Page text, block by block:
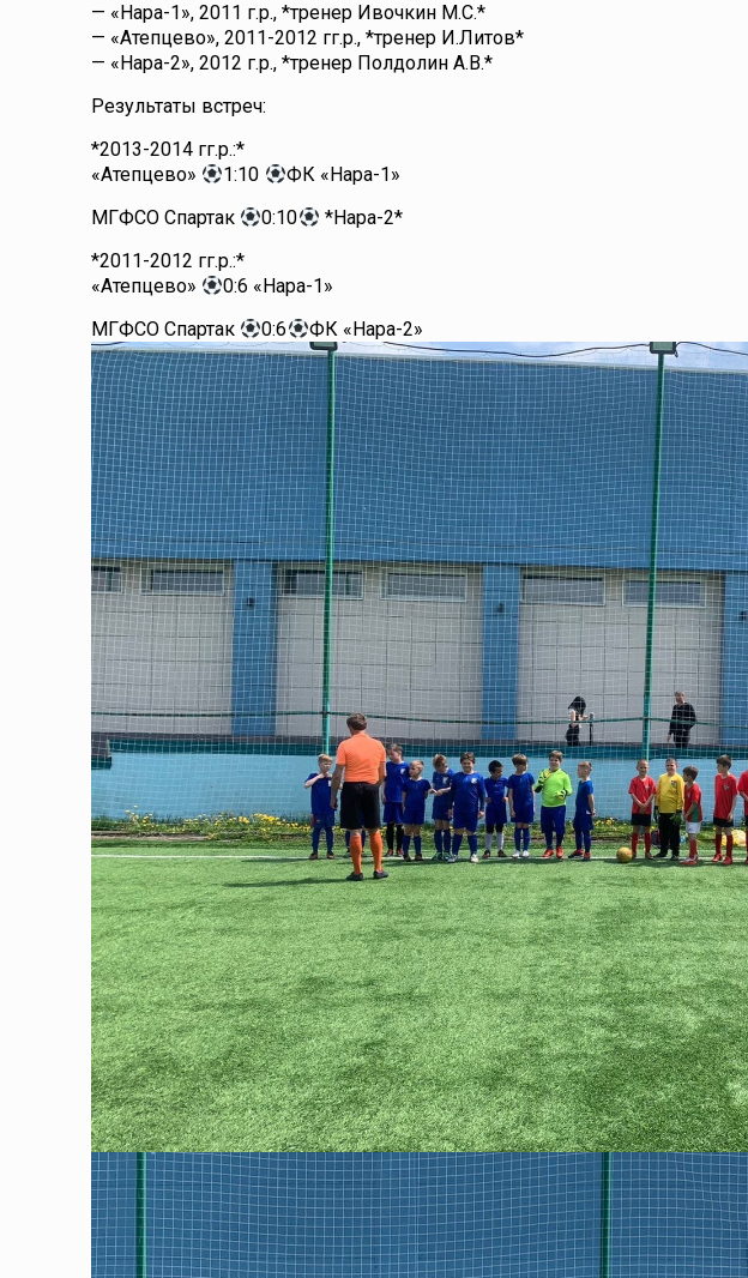
— «Нара-1», 2011 г.р., *тренер Ивочкин М.С.*
— «Атепцево», 2011-2012 гг.р., *тренер И.Литов*
— «Нара-2», 2012 г.р., *тренер Полдолин А.В.*
Результаты встреч:
*2013-2014 гг.р.:*
«Атепцево»
1:10
ФК «Нара-1»
МГФСО Спартак
0:10
*Нара-2*
*2011-2012 гг.р.:*
«Атепцево»
0:6 «Нара-1»
МГФСО Спартак
0:6 ФК «Нара-2»